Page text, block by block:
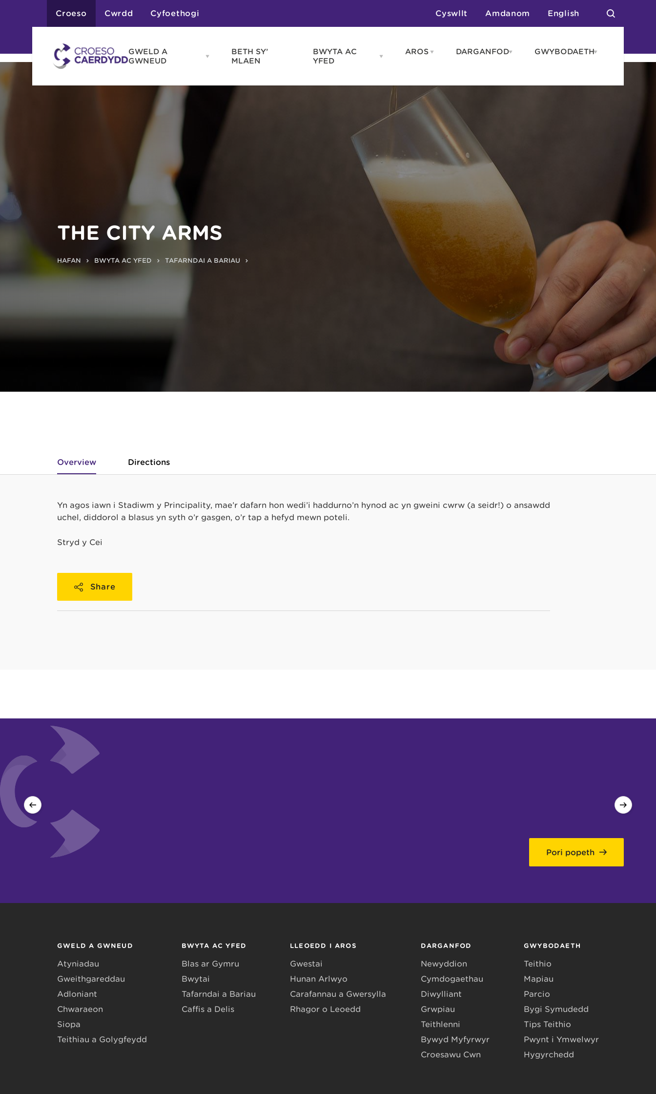
Croeso Cwrdd Cyfoethogi Cyswllt Amdanom English
GWELD A
GWNEUD
Open
GWNEUD
Atyniadau
Gweithgareddau
Adloniant
Chwaraeon
Siopa
Teithiau a Golygfeydd
BETH SY’
MLAEN
BWYTA AC
YFED
Open
YFED
menu
Tafarndai a Bariau
Caffis a Delis
AROS Open
Gwestai
Hunan Arlwyo
Carafanau a Gwersylla
Rhagor o Leoedd
DARGANFODOpen
GWYBODAETHOpen
THE CITY ARMS
HAFAN BWYTA AC YFED TAFARNDAI A BARIAU
Overview Directions
Yn agos iawn i Stadiwm y Principality, mae’r dafarn hon wedi’i haddurno’n hynod ac yn gweini cwrw (a seidr!) o ansawdd
uchel, diddorol a blasus yn syth o’r gasgen, o’r tap a hefyd mewn poteli.
Stryd y Cei
Share
Pori popeth
GWELD A GWNEUD
Atyniadau
Gweithgareddau
Adloniant
Chwaraeon
Siopa
Teithiau a Golygfeydd
BWYTA AC YFED
Blas ar Gymru
Bwytai
Tafarndai a Bariau
Caffis a Delis
LLEOEDD I AROS
Gwestai
Hunan Arlwyo
Carafannau a Gwersylla
Rhagor o Leoedd
DARGANFOD
Newyddion
Cymdogaethau
Diwylliant
Grwpiau
Teithlenni
Bywyd Myfyrwyr
Croesawu Cŵn
GWYBODAETH
Teithio
Mapiau
Parcio
Bygi Symudedd
Tips Teithio
Pwynt i Ymwelwyr
Hygyrchedd